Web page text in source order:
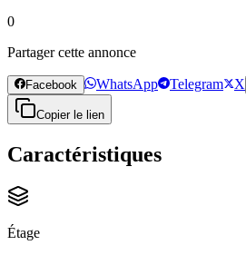
0
Partager cette annonce
Facebook WhatsApp Telegram X
Copier le lien
Caractéristiques
Étage